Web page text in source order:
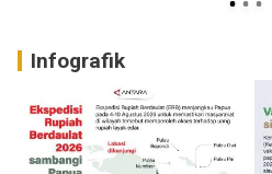
Infografik